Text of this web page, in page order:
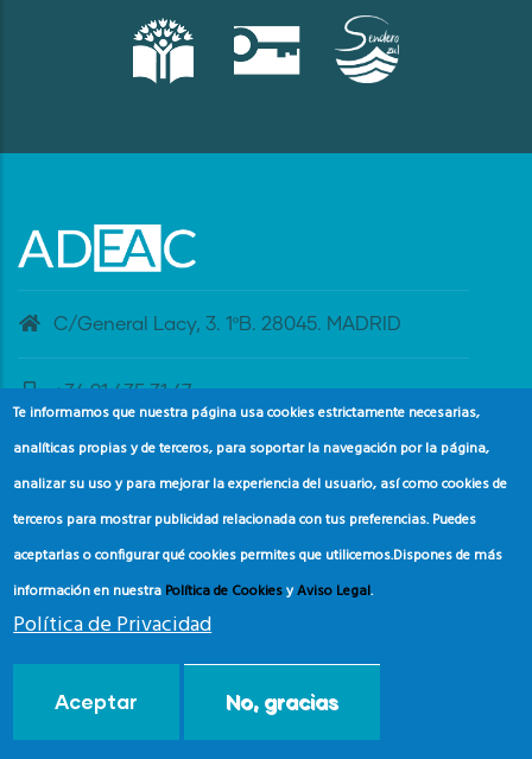
C/General Lacy, 3. 1ºB. 28045. MADRID
+34 91 435 31 47
banderaazul@adeac.es
Consumidor (ADEAC).
2024.
Te informamos que nuestra página usa cookies estrictamente necesarias,
analíticas propias y de terceros, para soportar la navegación por la página,
analizar su uso y para mejorar la experiencia del usuario, así como cookies de
terceros para mostrar publicidad relacionada con tus preferencias. Puedes
aceptarlas o configurar qué cookies permites que utilicemos.Dispones de más
información en nuestra Política de CookiesyAviso Legal.
Política de Privacidad
Aceptar No, gracias